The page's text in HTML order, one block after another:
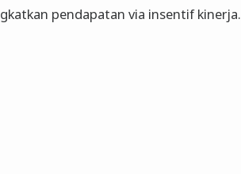
pendapatan via insentif kinerja.